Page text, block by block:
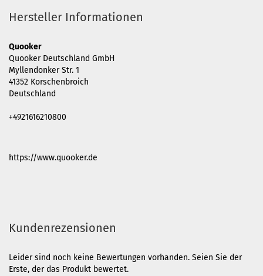
Hersteller Informationen
Quooker
Quooker Deutschland GmbH
Myllendonker Str. 1
41352 Korschenbroich
Deutschland
+4921616210800
https://www.quooker.de
Kundenrezensionen
Leider sind noch keine Bewertungen vorhanden. Seien Sie der
Erste, der das Produkt bewertet.